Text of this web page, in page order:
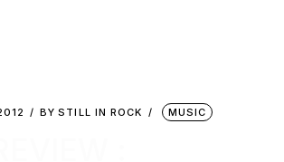
BY STILL IN ROCK MUSIC